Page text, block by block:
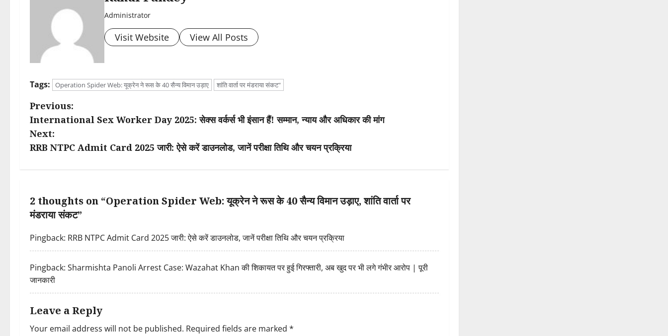
Administrator
Visit Website View All Posts
Tags: Operation Spider Web: यूक्रेन ने रूस के 40 सैन्य विमान उड़ाए शांति वार्ता पर मंडराया संकट"
P
o
s
a
v
i
g
a
t
Previous:
International Sex Worker Day 2025: सेक्स वर्कर्स भी इंसान हैं! सम्मान, न्याय और अधिकार की मांग
Next:
RRB NTPC Admit Card 2025 जारी: ऐसे करें डाउनलोड, जानें परीक्षा तिथि और चयन प्रक्रिया
2 thoughts on “Operation Spider Web: यूक्रेन ने रूस के 40 सैन्य विमान उड़ाए, शांति वार्ता पर
मंडराया संकट”
Pingback: RRB NTPC Admit Card 2025 जारी: ऐसे करें डाउनलोड, जानें परीक्षा तिथि और चयन प्रक्रिया
Pingback: Sharmishta Panoli Arrest Case: Wazahat Khan की शिकायत पर हुई गिरफ्तारी, अब खुद पर भी लगे गंभीर आरोप | पूरी
जानकारी
Leave a Reply
Your email address will not be published. Required fields are marked *